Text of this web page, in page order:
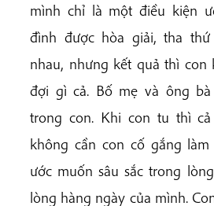
mình chỉ là một điều kiện
đình được hòa giải, tha
nhau, nhưng kết quả thì con
đợi gì cả. Bố mẹ và ông
trong con. Khi con tu thì
không cần con cố gắng
ước muốn sâu sắc trong
lòng hàng ngày của mình.